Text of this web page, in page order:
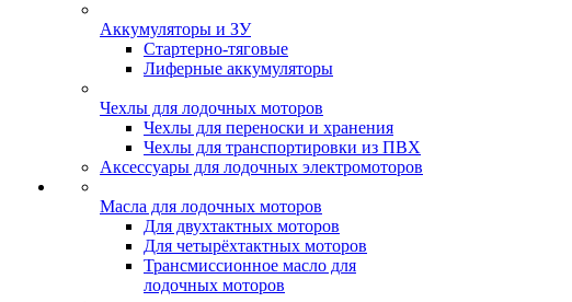
Аккумуляторы и ЗУ
Стартерно-тяговые
Лиферные аккумуляторы
Чехлы для лодочных моторов
Чехлы для переноски и хранения
Чехлы для транспортировки из ПВХ
Аксессуары для лодочных электромоторов
Масла для лодочных моторов
Для двухтактных моторов
Для четырёхтактных моторов
Трансмиссионное масло для
лодочных моторов